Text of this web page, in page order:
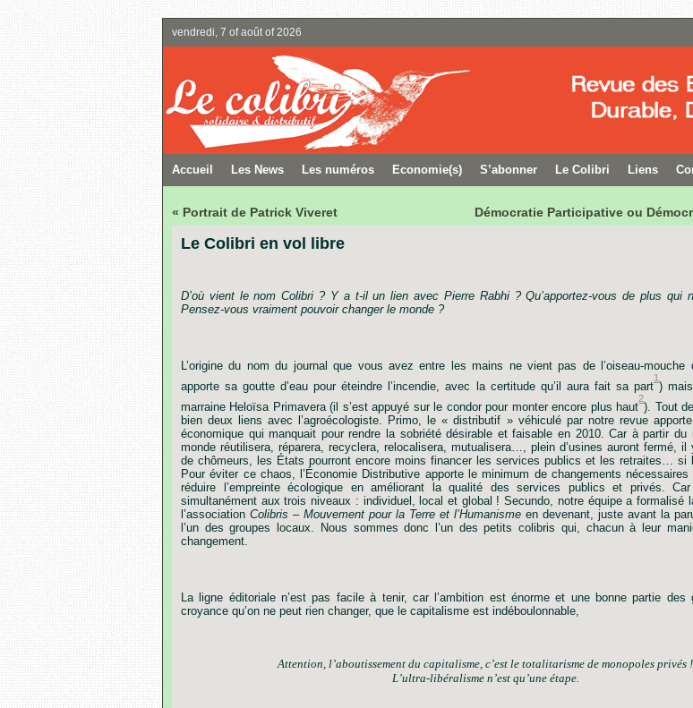
vendredi, 7 of août of 2026
Accueil Les News Les numéros Economie(s) S’abonner Le Colibri Liens
« Portrait de Patrick Viveret Démocratie Participative ou
Le Colibri en vol libre
D’où vient le nom Colibri ? Y a t-il un lien avec Pierre Rabhi ? Qu’apportez-vous de plus qui
Pensez-vous vraiment pouvoir changer le monde ?
L’origine du nom du journal que vous avez entre les mains ne vient pas de l’oiseau-mouche
apporte sa goutte d’eau pour éteindre l’incendie, avec la certitude qu’il aura fait sa part
1
) mais
marraine Heloïsa Primavera (il s’est appuyé sur le condor pour monter encore plus haut
2
). Tout de
bien deux liens avec l’agroécologiste. Primo, le « distributif » véhiculé par notre revue apporte
économique qui manquait pour rendre la sobriété désirable et faisable en 2010. Car à partir du
monde réutilisera, réparera, recyclera, relocalisera, mutualisera…, plein d’usines auront fermé, il
de chômeurs, les États pourront encore moins financer les services publics et les retraites… si
Pour éviter ce chaos, l’Économie Distributive apporte le minimum de changements nécessaires
réduire
l’empreinte écologique en améliorant la qualité des services publics et privés. Car
simultanément aux trois niveaux : individuel, local et global ! Secundo, notre équipe a formalisé
l’association Colibris – Mouvement pour la Terre et l’Humanisme en devenant, juste avant la
l’un des groupes locaux. Nous sommes donc l’un des petits colibris qui, chacun à leur
changement.
La ligne éditoriale n’est pas facile à tenir, car l’ambition est énorme et une bonne partie des
croyance qu’on ne peut rien changer, que le capitalisme est indéboulonnable,
Attention, l’aboutissement du capitalisme, c’est le totalitarisme de monopoles privés !
L’ultra-libéralisme n’est qu’une étape.